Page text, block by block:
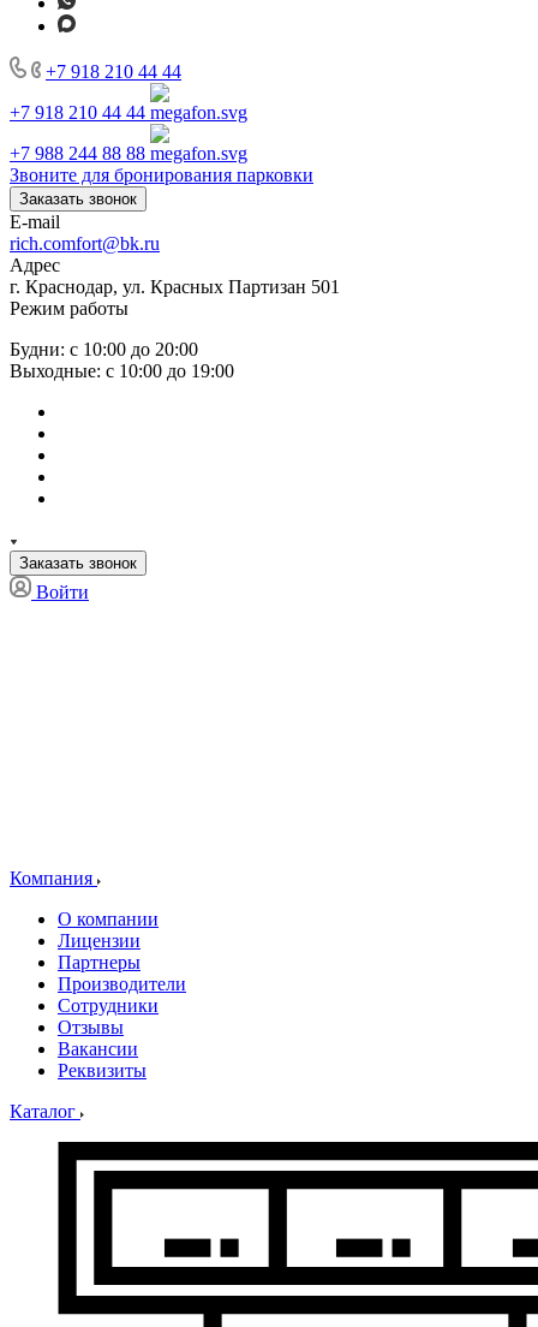
+7 918 210 44 44
+7 918 210 44 44
+7 988 244 88 88
Звоните для бронирования парковки
Заказать звонок
E-mail
rich.comfort@bk.ru
Адрес
г. Краснодар, ул. Красных Партизан 501
Режим работы
Будни: с 10:00 до 20:00
Выходные: с 10:00 до 19:00
Заказать звонок
Войти
Компания
О компании
Лицензии
Партнеры
Производители
Сотрудники
Отзывы
Вакансии
Реквизиты
Каталог